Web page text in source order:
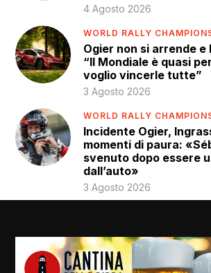
4 Agosto 2026
WORLD RALLY
Ogier non si arrende e
“Il Mondiale è quasi
voglio vincerle tutte”
3 Agosto 2026
WORLD RALLY
Incidente Ogier,
momenti di paura:
svenuto dopo essere
dall’auto»
3 Agosto 2026